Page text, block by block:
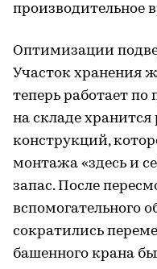
производительное
Оптимизации
Участок хранения
теперь работает
на складе хранится
конструкций,
монтажа «здесь и
запас. После
вспомогательного
сократились
башенного крана